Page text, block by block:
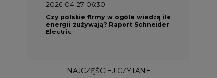
2026-04-27 06:30
Czy polskie firmy w ogóle wiedzą ile
energii zużywają? Raport Schneider
Electric
NAJCZĘŚCIEJ CZYTANE